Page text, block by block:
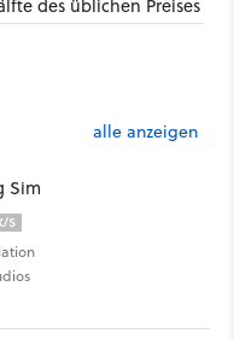
des üblichen Preises
alle anzeigen
Sim
S